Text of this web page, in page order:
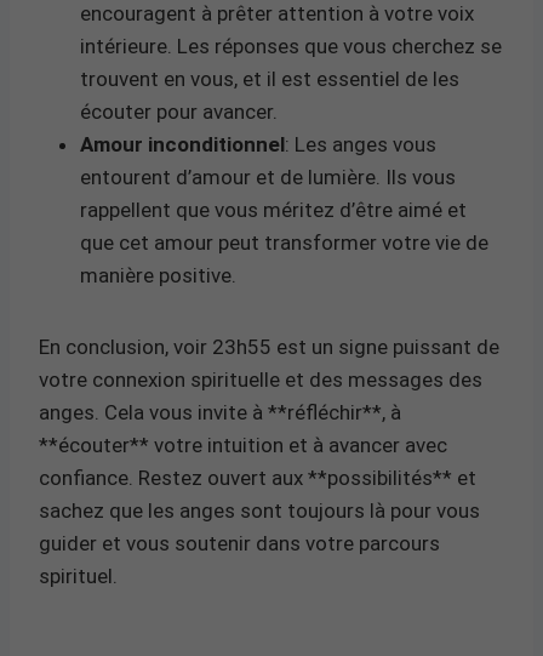
encouragent à prêter attention à votre voix
intérieure. Les réponses que vous cherchez se
trouvent en vous, et il est essentiel de les
écouter pour avancer.
Amour inconditionnel: Les anges vous
entourent d’amour et de lumière. Ils vous
rappellent que vous méritez d’être aimé et
que cet amour peut transformer votre vie de
manière positive.
En conclusion, voir 23h55 est un signe puissant de
votre connexion spirituelle et des messages des
anges. Cela vous invite à **réfléchir**, à
**écouter** votre intuition et à avancer avec
confiance. Restez ouvert aux **possibilités** et
sachez que les anges sont toujours là pour vous
guider et vous soutenir dans votre parcours
spirituel.